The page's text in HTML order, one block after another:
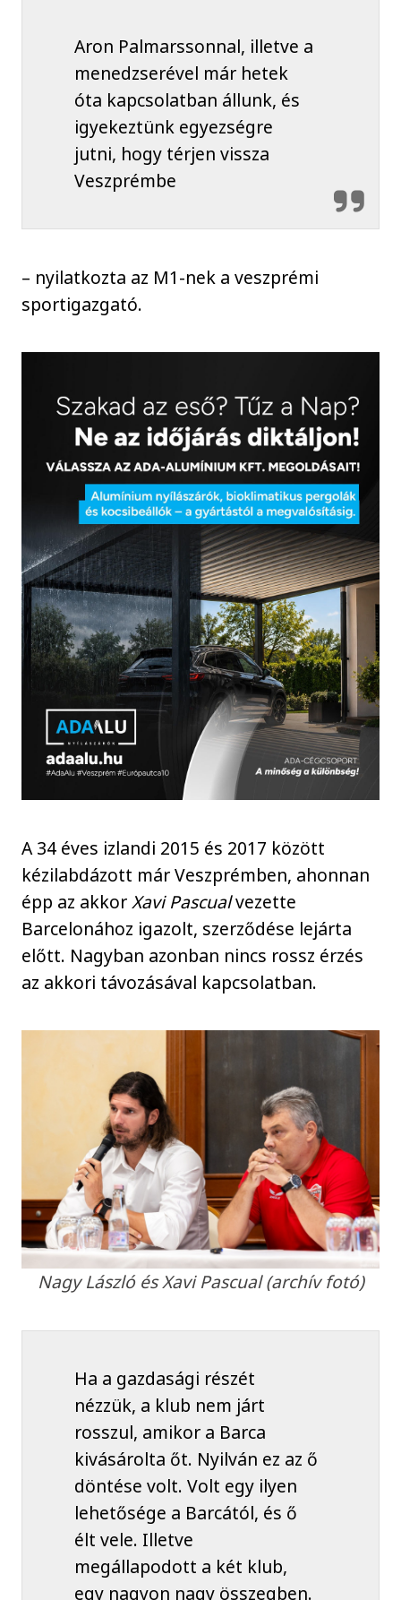
Aron Palmarssonnal, illetve a
menedzserével már hetek
óta kapcsolatban állunk, és
igyekeztünk egyezségre
jutni, hogy térjen vissza
Veszprémbe
– nyilatkozta az M1-nek a veszprémi
sportigazgató.
A 34 éves izlandi 2015 és 2017 között
kézilabdázott már Veszprémben, ahonnan
épp az akkorXavi Pascualvezette
Barcelonához igazolt, szerződése lejárta
előtt. Nagyban azonban nincs rossz érzés
az akkori távozásával kapcsolatban.
Nagy László és Xavi Pascual (archív fotó)
Ha a gazdasági részét
nézzük, a klub nem járt
rosszul, amikor a Barca
kivásárolta őt. Nyilván ez az ő
döntése volt. Volt egy ilyen
lehetősége a Barcától, és ő
élt vele. Illetve
megállapodott a két klub,
egy nagyon nagy összegben.